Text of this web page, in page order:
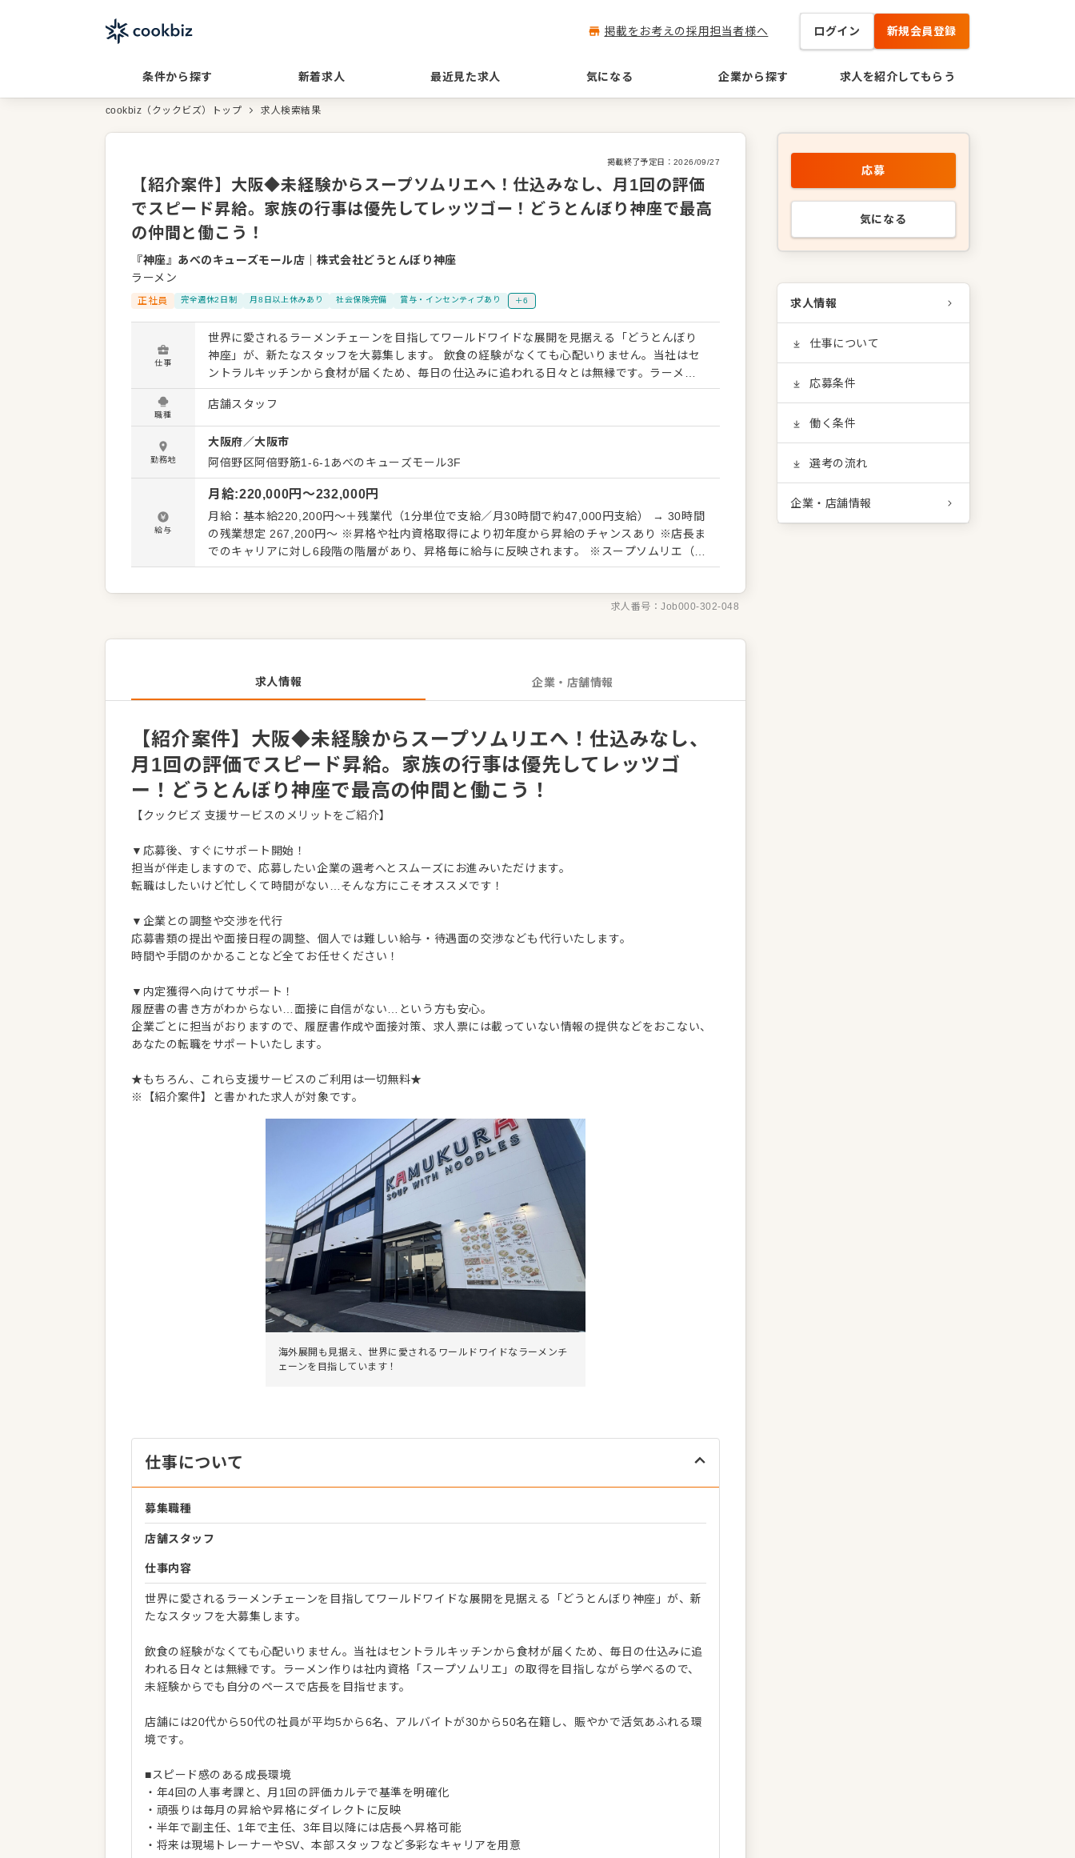
掲載をお考えの採用担当者様へ ログイン 新規会員登録
条件から探す 新着求人 最近見た求人 気になる 企業から探す 求人を紹介してもらう
cookbiz（クックビズ）トップ 求人検索結果
掲載終了予定日： 2026/09/27
【紹介案件】大阪◆未経験からスープソムリエへ！仕込みなし、月1回の評価
でスピード昇給。家族の行事は優先してレッツゴー！どうとんぼり神座で最高
の仲間と働こう！
『神座』あべのキューズモール店
株式会社どうとんぼり神座
ラーメン
正社員 完全週休2日制 月8日以上休みあり 社会保険完備 賞与・インセンティブあり ＋6
仕事
世界に愛されるラーメンチェーンを目指してワールドワイドな展開を見据える「どうとんぼり
神座」が、新たなスタッフを大募集します。 飲食の経験がなくても心配いりません。当社はセ
ントラルキッチンから食材が届くため、毎日の仕込みに追われる日々とは無縁です。ラーメン
作りは社内資格「スープソムリエ」の取得を目指しながら学べるので、未経験からでも自分の
ペースで店長を目指せます。 店舗には20代から50代の社員が平均5から6名、アルバイトが30
から50名在籍し、賑やかで活気あふれる環境です。 ■スピード感のある成長環境 ・年4回の人
事考課と、月1回の評価カルテで基準を明確化 ・頑張りは毎月の昇給や昇格にダイレクトに反映
・半年で副主任、1年で主任、3年目以降には店長へ昇格可能 ・将来は現場トレーナーやSV、本
部スタッフなど多彩なキャリアを用意 ■休暇も充実！ お休みは4週8日休、または完全週休2日
制から選べる選択制を採用しています。子供のイベント時などの取得も推奨しており、家族の
行事は優先してレッツゴーです。この最高の職場で、私たちと一緒に世界を目指してガッツリ
働きませんか。
職種
店舗スタッフ
勤務地
大阪府／大阪市
阿倍野区阿倍野筋1-6-1あべのキューズモール3F
給与
月給:220,000円〜232,000円
月給：基本給220,200円～＋残業代（1分単位で支給／月30時間で約47,000円支給） → 30時間
の残業想定 267,200円～ ※昇格や社内資格取得により初年度から昇給のチャンスあり ※店長ま
でのキャリアに対し6段階の階層があり、昇格毎に給与に反映されます。 ※スープソムリエ（ラ
ーメン作りの社内資格）を取得いただけますと、上記給与プラス手当が付きます。 Bソムリエ：
求人番号：Job000-302-048
求人情報 企業・店舗情報
【紹介案件】大阪◆未経験からスープソムリエへ！仕込みなし、
月1回の評価でスピード昇給。家族の行事は優先してレッツゴ
ー！どうとんぼり神座で最高の仲間と働こう！
【クックビズ 支援サービスのメリットをご紹介】
▼応募後、すぐにサポート開始！
担当が伴走しますので、応募したい企業の選考へとスムーズにお進みいただけます。
転職はしたいけど忙しくて時間がない…そんな方にこそオススメです！
▼企業との調整や交渉を代行
応募書類の提出や面接日程の調整、個人では難しい給与・待遇面の交渉なども代行いたします。
時間や手間のかかることなど全てお任せください！
▼内定獲得へ向けてサポート！
履歴書の書き方がわからない…面接に自信がない…という方も安心。
企業ごとに担当がおりますので、履歴書作成や面接対策、求人票には載っていない情報の提供などをおこない、
あなたの転職をサポートいたします。
★もちろん、これら支援サービスのご利用は一切無料★
※【紹介案件】と書かれた求人が対象です。
海外展開も見据え、世界に愛されるワールドワイドなラーメンチ
ェーンを目指しています！
仕事について
募集職種
店舗スタッフ
仕事内容
世界に愛されるラーメンチェーンを目指してワールドワイドな展開を見据える「どうとんぼり神座」が、新
たなスタッフを大募集します。
飲食の経験がなくても心配いりません。当社はセントラルキッチンから食材が届くため、毎日の仕込みに追
われる日々とは無縁です。ラーメン作りは社内資格「スープソムリエ」の取得を目指しながら学べるので、
未経験からでも自分のペースで店長を目指せます。
店舗には20代から50代の社員が平均5から6名、アルバイトが30から50名在籍し、賑やかで活気あふれる環
境です。
■スピード感のある成長環境
・年4回の人事考課と、月1回の評価カルテで基準を明確化
・頑張りは毎月の昇給や昇格にダイレクトに反映
・半年で副主任、1年で主任、3年目以降には店長へ昇格可能
・将来は現場トレーナーやSV、本部スタッフなど多彩なキャリアを用意
応募
気になる
求人情報
仕事について
応募条件
働く条件
選考の流れ
企業・店舗情報